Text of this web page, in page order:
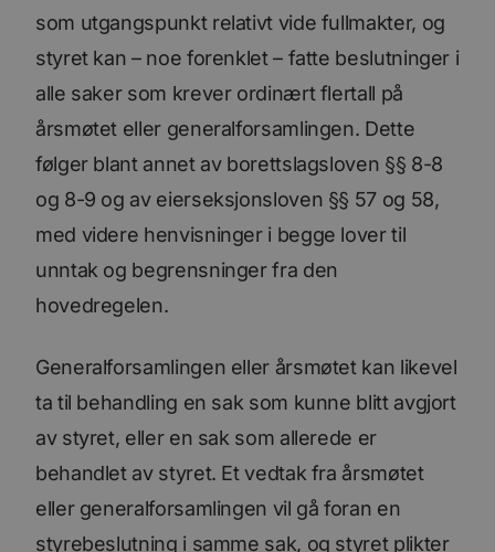
som utgangspunkt relativt vide fullmakter, og
styret kan – noe forenklet – fatte beslutninger i
alle saker som krever ordinært flertall på
årsmøtet eller generalforsamlingen. Dette
følger blant annet av borettslagsloven §§ 8-8
og 8-9 og av eierseksjonsloven §§ 57 og 58,
med videre henvisninger i begge lover til
unntak og begrensninger fra den
hovedregelen.
Generalforsamlingen eller årsmøtet kan likevel
ta til behandling en sak som kunne blitt avgjort
av styret, eller en sak som allerede er
behandlet av styret. Et vedtak fra årsmøtet
eller generalforsamlingen vil gå foran en
styrebeslutning i samme sak, og styret plikter